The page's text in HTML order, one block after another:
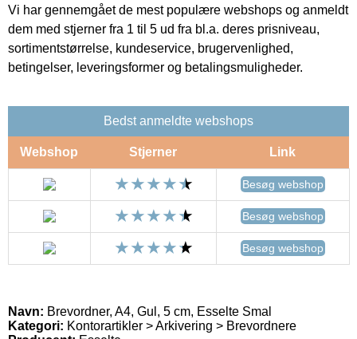
Vi har gennemgået de mest populære webshops og anmeldt
dem med stjerner fra 1 til 5 ud fra bl.a. deres prisniveau,
sortimentstørrelse, kundeservice, brugervenlighed,
betingelser, leveringsformer og betalingsmuligheder.
Bedst anmeldte webshops
Webshop Stjerner Link
Besøg webshop
Besøg webshop
Besøg webshop
Navn: Brevordner, A4, Gul, 5 cm, Esselte Smal
Kategori: Kontorartikler > Arkivering > Brevordnere